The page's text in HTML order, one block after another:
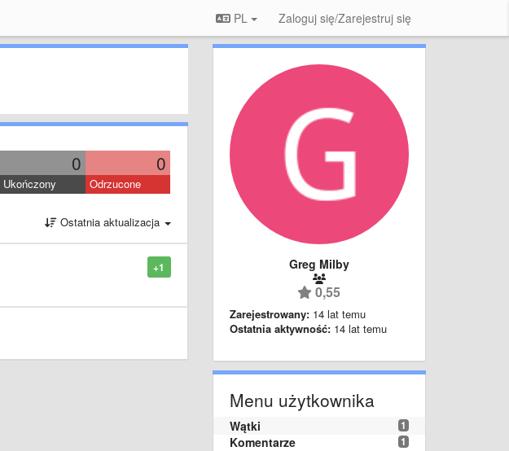
PL Zaloguj się/Zarejestruj się
0 0
Ukończony Odrzucone
Ostatnia aktualizacja
+1 Greg Milby
0,55
Zarejestrowany: 14 lat temu
Ostatnia aktywność: 14 lat temu
Menu użytkownika
1
Wątki
1
Komentarze